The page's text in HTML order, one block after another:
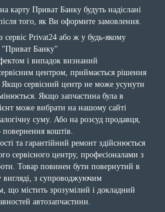
карту Приват Банку будуть надіслані
того, як Ви оформите замовлення.
Privat24 або ж у будь-якому
"Приват Банку"
і випадок визнаний
центром, приймається рішення
Якщо сервісний центр не може усунути
Якщо запчастина була в
може вибрати на нашому сайті
суму. Або на розсуд продавця,
коштів.
та гарантійний ремонт здійснюється
сервісного центру, професіоналами з
Товар повинен бути повернутий в
вигляді, з супроводжуючим
що містить зрозумілий і докладний
автозапчастини.